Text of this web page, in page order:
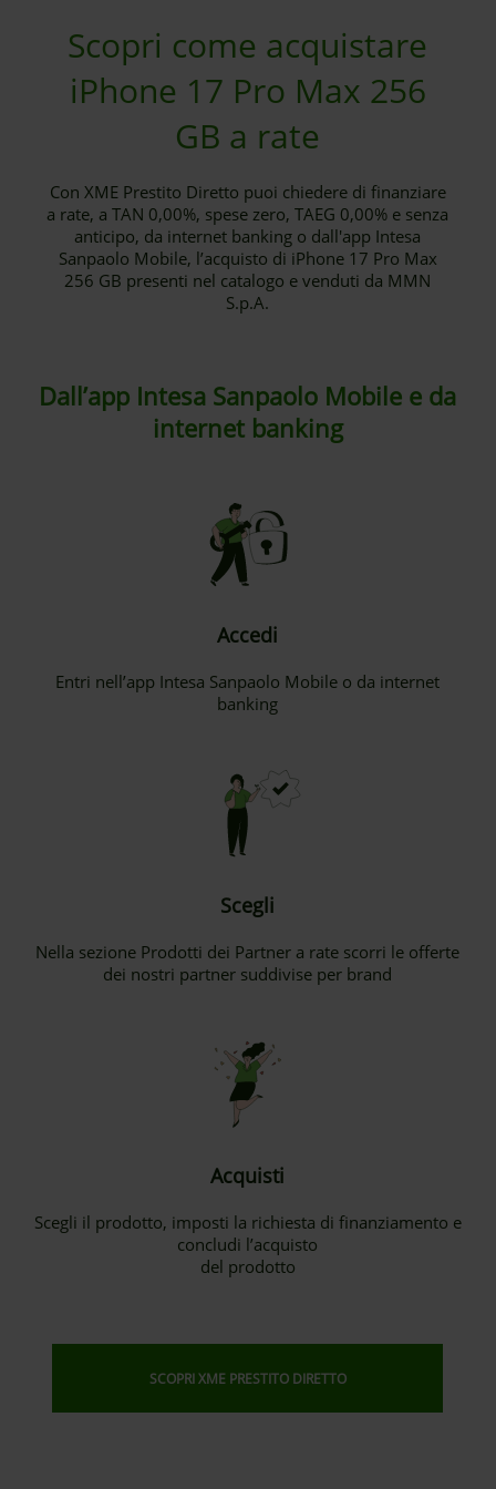
Scopri come acquistare
iPhone 17 Pro Max 256
GB a rate
Con XME Prestito Diretto puoi chiedere di finanziare
a rate, a TAN 0,00%, spese zero, TAEG 0,00% e senza
anticipo, da internet banking o dall'app Intesa
Sanpaolo Mobile, l’acquisto di iPhone 17 Pro Max
256 GB presenti nel catalogo e venduti da MMN
S.p.A.
Dall’app Intesa Sanpaolo Mobile e da
internet banking
Accedi
Entri nell’app Intesa Sanpaolo Mobile o da internet
banking
Scegli
Nella sezione Prodotti dei Partner a rate scorri le offerte
dei nostri partner suddivise per brand
Acquisti
Scegli il prodotto, imposti la richiesta di finanziamento e
concludi l’acquisto
del prodotto
SCOPRI XME PRESTITO DIRETTO